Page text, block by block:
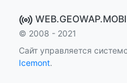
© 2008 - 2021
Сайт управляется
Icemont.